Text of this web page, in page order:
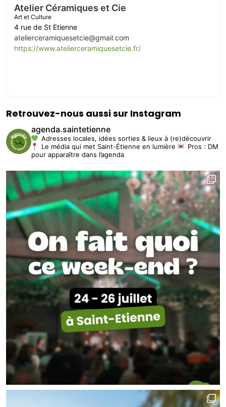
Atelier Céramiques et Cie
Art et Culture
4 rue de St Etienne
atelierceramiquesetcie@gmail.com
https://www.atelierceramiquesetcie.fr/
Retrouvez-nous aussi sur Instagram
agenda.saintetienne
Adresses locales, idées sorties & lieux à (re)découvrir
Le média qui met Saint-Étienne en lumière
Pros : DM
pour apparaître dans l’agenda